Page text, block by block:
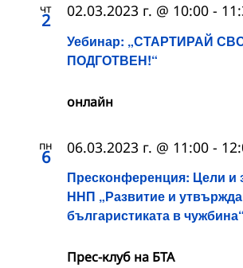
чт
2
Уебинар: „СТАРТИРАЙ
ПОДГОТВЕН!“
02.03.2023 г. @ 10:00 -
онлайн
пн
6
Пресконференция: Цели и
ННП „Развитие и
българистиката в чужбина“
06.03.2023 г. @ 11:00 -
Прес-клуб на БТА